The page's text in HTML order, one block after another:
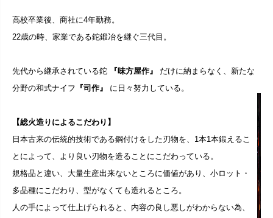
高校卒業後、商社に4年勤務。
22歳の時、家業である鉈鍛冶を継ぐ三代目。
先代から継承されている鉈 『味方屋作』
だけに納まらなく、新たな
分野の和式ナイフ 『司作』 に日々努力している。
【総火造りによるこだわり】
日本古来の伝統的技術である鋼付けをした刃物を、1本1本鍛えるこ
とによって、より良い刃物を造ることにこだわっている。
規格品と違い、大量生産出来ないところに価値があり、小ロット・
多品種にこだわり、型がなくても造れるところ。
人の手によって仕上げられると、内容の良し悪しがわからない為、